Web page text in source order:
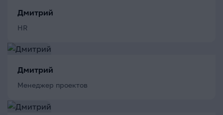
Дмитрий
HR
Дмитрий
Менеджер проектов